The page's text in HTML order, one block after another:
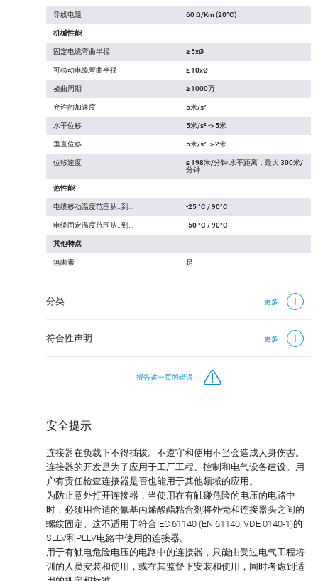
导线电阻 60 Ω/Km (20°C)
机械性能
固定电缆弯曲半径 ≥ 5xØ
可移动电缆弯曲半径 ≥ 10xØ
挠曲周期 ≥ 1000万
允许的加速度 5米/s²
水平位移 5米/s² -> 5米
垂直位移 5米/s² -> 2米
位移速度
≤ 198米/分钟 水平距离，最大 300米/
分钟
热性能
电缆移动温度范围从…到… -25 °C / 90°C
电缆固定温度范围从…到… -50 °C / 90°C
其他特点
無鹵素 是
分类 更多
符合性声明 更多
报告这一页的错误
安全提示
连接器在负载下不得插拔。不遵守和使用不当会造成人身伤害。
连接器的开发是为了应用于工厂工程、控制和电气设备建设。用
户有责任检查连接器是否也能用于其他领域的应用。
为防止意外打开连接器，当使用在有触碰危险的电压的电路中
时，必须用合适的氰基丙烯酸酯粘合剂将外壳和连接器头之间的
螺纹固定。这不适用于符合IEC 61140 (EN 61140, VDE 0140-1)的
SELV和PELV电路中使用的连接器。
用于有触电危险电压的电路中的连接器，只能由受过电气工程培
训的人员安装和使用，或在其监督下安装和使用，同时考虑到适